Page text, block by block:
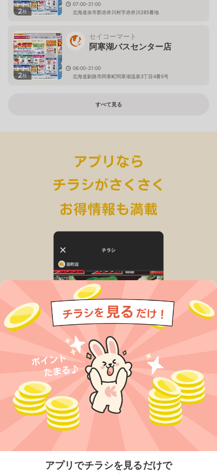
アプリでチラシを見るだけで
2枚
07:00-21:00
北海道余市郡赤井川村字赤井川285番地
2枚
セイコーマート
阿寒湖バスセンター店
06:00-21:00
北海道釧路市阿寒町阿寒湖温泉3丁目4番5号
すべて見る